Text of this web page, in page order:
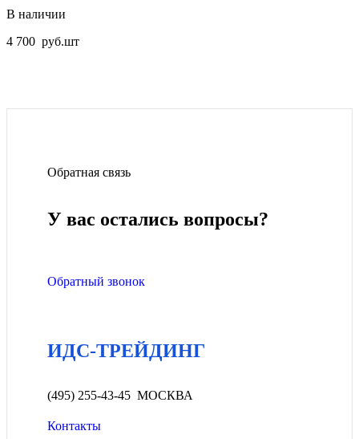
В наличии
4 700 руб.шт
Обратная связь
У вас остались вопросы?
Обратный звонок
ИДС-ТРЕЙДИНГ
(495) 255-43-45 МОСКВА
Контакты